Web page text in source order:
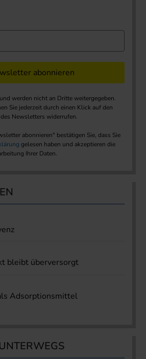
abonnieren
werden nicht an Dritte weitergegeben.
Sie jederzeit durch einen Klick auf den
Newsletters widerrufen.
abonnieren" bestätigen Sie, dass Sie
gelesen haben und akzeptieren die
Ihrer Daten.
bleibt überversorgt
Adsorptionsmittel